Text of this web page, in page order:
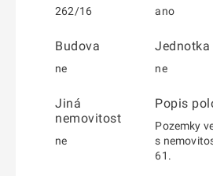
262/16 ano
Budova
ne
Jednotka
ne
Jiná
nemovitost
ne
Popis
Pozemky
s
61.